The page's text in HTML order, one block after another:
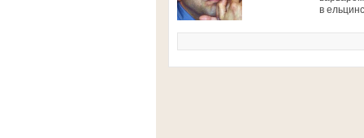
в